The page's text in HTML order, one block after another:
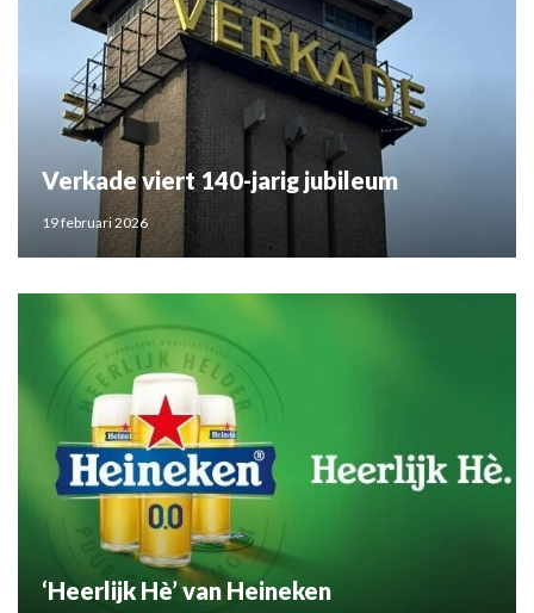
Verkade viert 140-jarig jubileum
19 februari 2026
‘Heerlijk Hè’ van Heineken